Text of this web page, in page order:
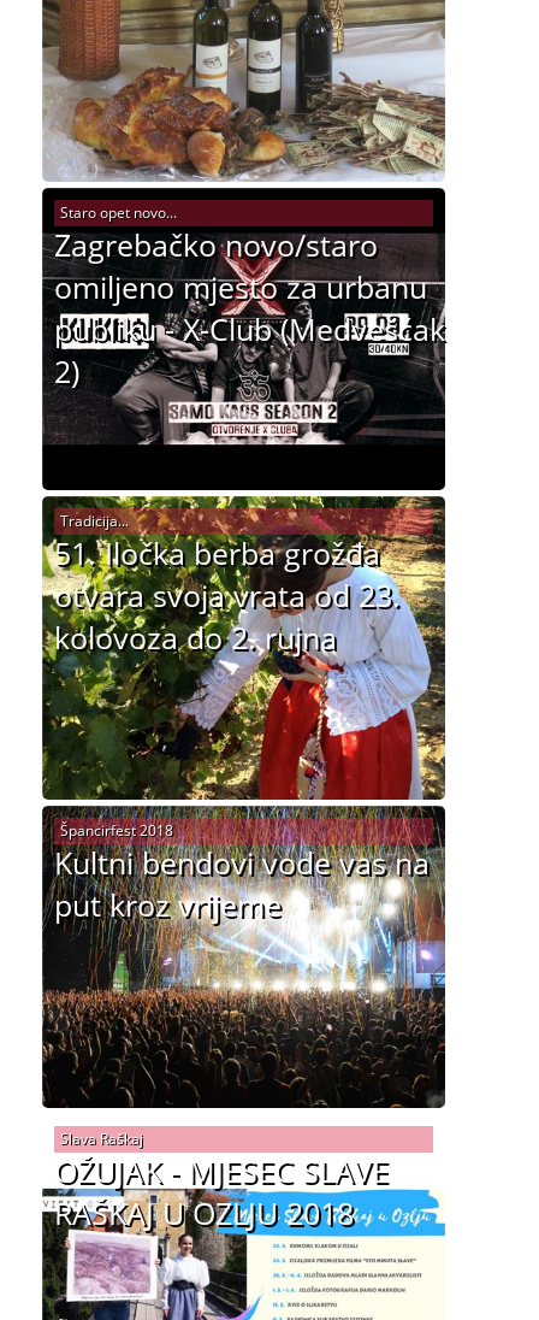
Zagrebačko novo/staro
omiljeno mjesto za urbanu
publiku - X-Club (Medvešćak
2)
Staro opet novo...
51. Iločka berba grožđa
otvara svoja vrata od 23.
kolovoza do 2. rujna
Tradicija...
Kultni bendovi vode vas na
put kroz vrijeme
Špancirfest 2018
OŽUJAK - MJESEC SLAVE
RAŠKAJ U OZLJU 2018
Slava Raškaj